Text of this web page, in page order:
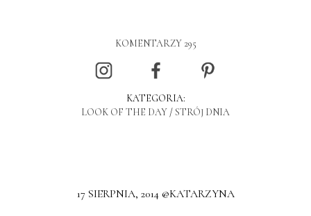
KOMENTARZY 295
KATEGORIA:
LOOK OF THE DAY /STRÓJ DNIA
17 SIERPNIA, 2014 @KATARZYNA